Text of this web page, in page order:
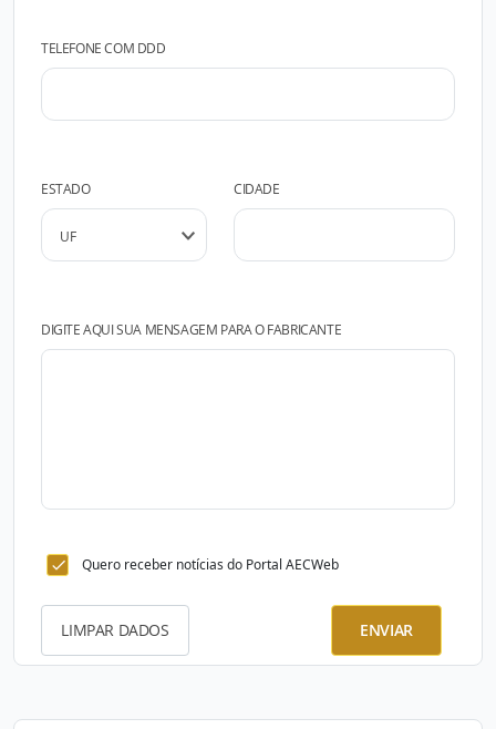
TELEFONE COM DDD
ESTADO CIDADE
DIGITE AQUI SUA MENSAGEM PARA O FABRICANTE
Quero receber notícias do Portal AECWeb
LIMPAR DADOS ENVIAR